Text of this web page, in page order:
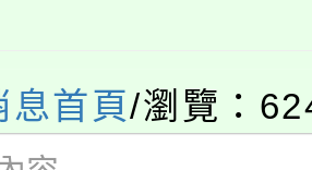
校115學年度第
)教師甄選結果(
金融保險知識
息首頁/瀏覽：